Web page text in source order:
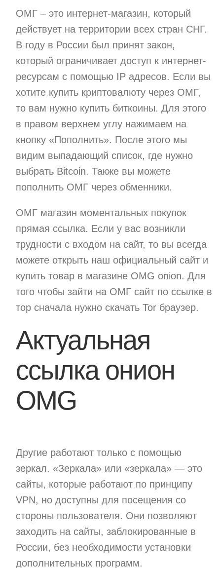
ОМГ – это интернет-магазин, который
действует на территории всех стран СНГ.
В году в России был принят закон,
который ограничивает доступ к интернет-
ресурсам с помощью IP адресов. Если вы
хотите купить криптовалюту через ОМГ,
то вам нужно купить биткоины. Для этого
в правом верхнем углу нажимаем на
кнопку «Пополнить». После этого мы
видим выпадающий список, где нужно
выбрать Bitcoin. Также вы можете
пополнить ОМГ через обменники.
ОМГ магазин моментальных покупок
прямая ссылка. Если у вас возникли
трудности с входом на сайт, то вы всегда
можете открыть наш официальный сайт и
купить товар в магазине OMG onion. Для
того чтобы зайти на ОМГ сайт по ссылке в
тор сначала нужно скачать Tor браузер.
Актуальная
ссылка онион
OMG
Другие работают только с помощью
зеркал. «Зеркала» или «зеркала» — это
сайты, которые работают по принципу
VPN, но доступны для посещения со
стороны пользователя. Они позволяют
заходить на сайты, заблокированные в
России, без необходимости установки
дополнительных программ.